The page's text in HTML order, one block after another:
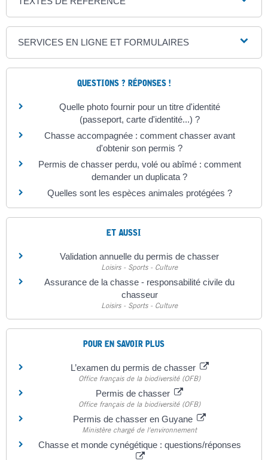
SERVICES EN LIGNE ET FORMULAIRES
QUESTIONS ? RÉPONSES !
Quelle photo fournir pour un titre d'identité
(passeport, carte d'identité...) ?
Chasse accompagnée : comment chasser avant
d'obtenir son permis ?
Permis de chasser perdu, volé ou abîmé : comment
demander un duplicata ?
Quelles sont les espèces animales protégées ?
ET AUSSI
Validation annuelle du permis de chasser
Loisirs - Sports - Culture
Assurance de la chasse - responsabilité civile du
chasseur
Loisirs - Sports - Culture
POUR EN SAVOIR PLUS
L’examen du permis de chasser
Office français de la biodiversité (OFB)
Permis de chasser
Office français de la biodiversité (OFB)
Permis de chasser en Guyane
Ministère chargé de l'environnement
Chasse et monde cynégétique : questions/réponses